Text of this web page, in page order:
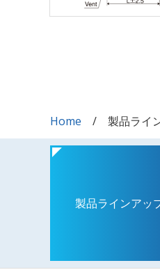
Home 製品ライ
製品ラインアッ